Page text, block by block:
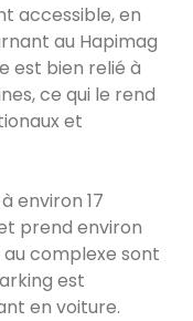
accessible, en
au Hapimag
est bien relié à
ce qui le rend
et
environ 17
prend environ
au complexe sont
est
en voiture.